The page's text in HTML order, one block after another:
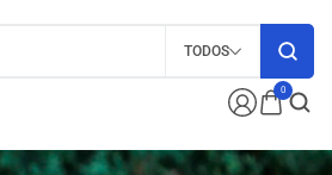
0
TODOS